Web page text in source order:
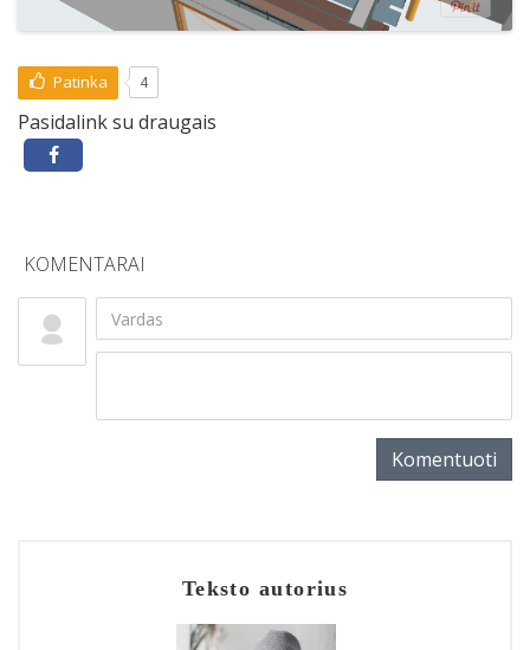
Patinka 4
Pasidalink su draugais
KOMENTARAI
Komentuoti
Teksto autorius